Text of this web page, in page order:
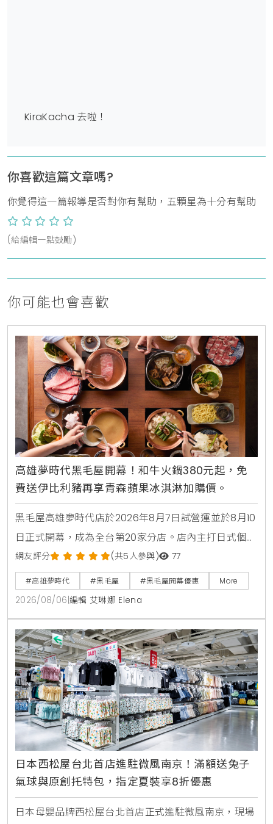
KiraKacha 去啦！
你喜歡這篇文章嗎?
你覺得這一篇報導是否對你有幫助，五顆星為十分有幫助
(給編輯一點鼓勵)
你可能也會喜歡
高雄夢時代黑毛屋開幕！和牛火鍋380元起，免
費送伊比利豬再享青森蘋果冰淇淋加購價。
黑毛屋高雄夢時代店於2026年8月7日試營運並於8月10
日正式開幕，成為全台第20家分店。店內主打日式個人
鍋物套餐380元起，並推出夏季限定番茄鍋。歡慶新店
開張，黑毛屋聯名On the Road推出青森蘋果義式手工
冰淇淋，開幕期間更祭出追蹤官方社群免費送伊比利豬
與消費滿額送冰淇淋等多重優惠。
網友評分 (共5人參與) 77
#高雄夢時代 #黑毛屋 #黑毛屋開幕優惠 More
2026/08/06 編輯 艾琳娜 Elena
日本西松屋台北首店進駐微風南京！滿額送兔子
氣球與原創托特包，指定夏裝享8折優惠
日本母嬰品牌西松屋台北首店正式進駐微風南京，現場